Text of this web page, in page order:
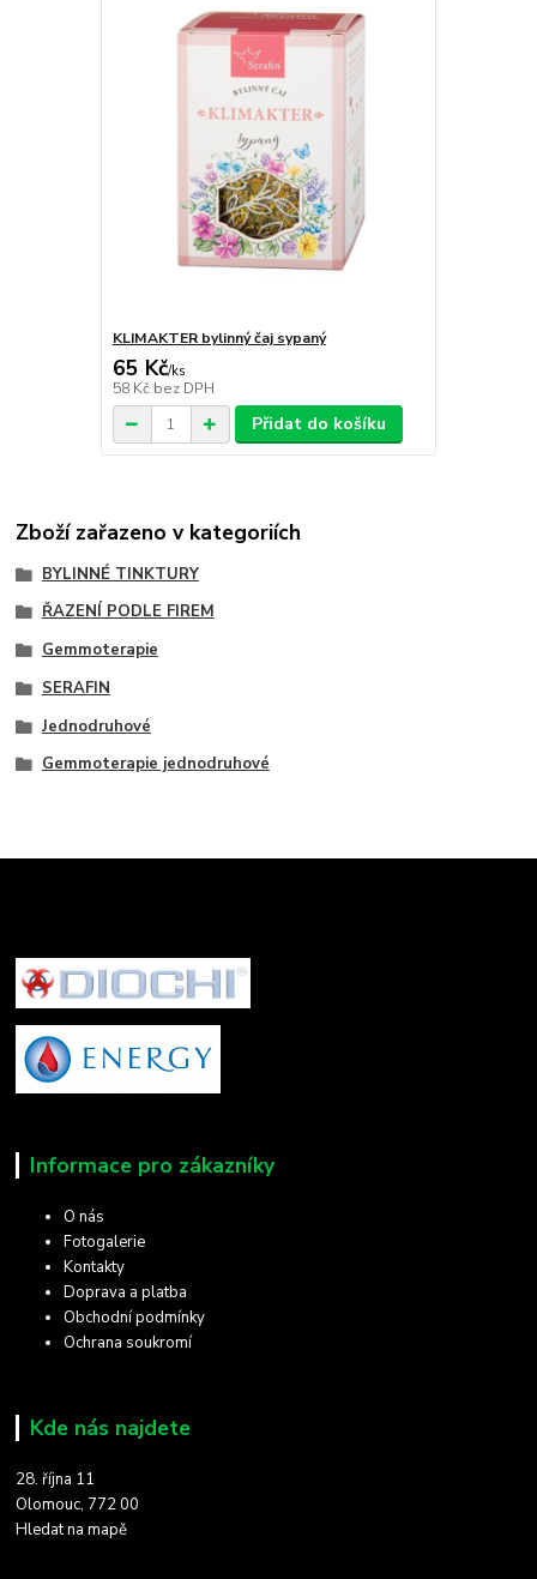
KLIMAKTER bylinný čaj sypaný
65 Kč/ks
58 Kč bez DPH
Přidat do košíku
Zboží zařazeno v kategoriích
BYLINNÉ TINKTURY
ŘAZENÍ PODLE FIREM
Gemmoterapie
SERAFIN
Jednodruhové
Gemmoterapie jednodruhové
Informace pro zákazníky
O nás
Fotogalerie
Kontakty
Doprava a platba
Obchodní podmínky
Ochrana soukromí
Kde nás najdete
28. října 11
Olomouc, 772 00
Hledat na mapě